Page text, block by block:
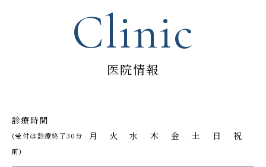
Clinic
医院情報
診療時間
(受付は診療終了30分
前)
月 火 水 木 金 土 日 祝